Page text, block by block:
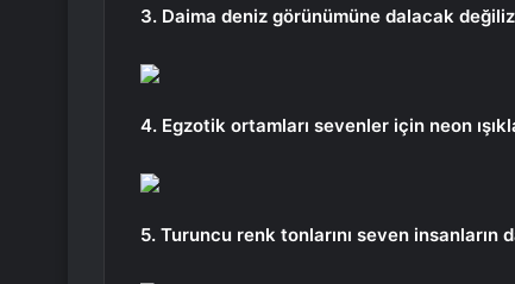
3. Daima deniz görünümüne dalacak
4. Egzotik ortamları sevenler için neon
5. Turuncu renk tonlarını seven